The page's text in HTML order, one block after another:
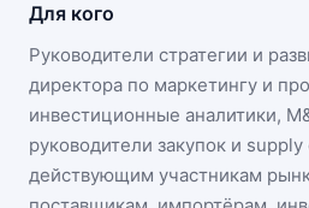
Для кого
Руководители стратегии и
директора по маркетингу и
инвестиционные аналитики,
руководители закупок и
действующим участникам